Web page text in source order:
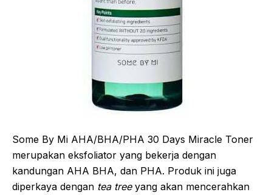
Some By Mi AHA/BHA/PHA 30 Days Miracle Toner
merupakan eksfoliator yang bekerja dengan
kandungan AHA BHA, dan PHA. Produk ini juga
diperkaya dengan tea treeyang akan mencerahkan